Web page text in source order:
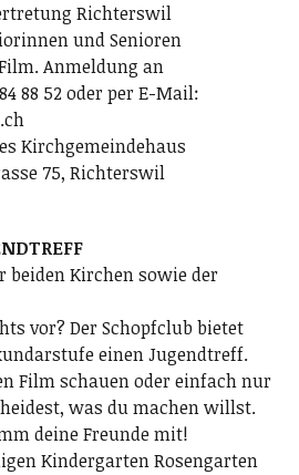
Richterswil
und Senioren
Anmeldung an
88 52 oder per E-Mail:
Kirchgemeindehaus
75, Richterswil
beiden Kirchen sowie der
vor? Der Schopfclub bietet
einen Jugendtreff.
Film schauen oder einfach nur
was du machen willst.
deine Freunde mit!
Kindergarten Rosengarten